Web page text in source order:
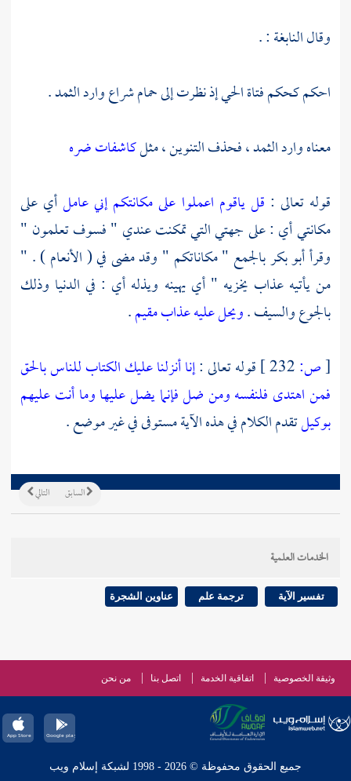
وقالالنابغة: .
احكم كحكم فتاة الحي إذ نظرت إلى حمام شراع وارد الثمد .
معناه وارد الثمد ، فحذف التنوين ، مثلكاشفات ضره
قوله تعالى : قل ياقوم اعملوا على مكانتكم إني عاملأي على
مكانتي أي : على جهتي التي تمكنت عندي " فسوف تعلمون "
وقرأأبو بكربالجمع " مكاناتكم " وقد مضى في ( الأنعام ) . "
من يأتيه عذاب يخزيه " أي يهينه ويذله أي : في الدنيا وذلك
بالجوع والسيف .ويحل عليه عذاب مقيم.
[ص: قوله تعالى :إنا أنزلنا عليك الكتاب للناس بالحق
فمن اهتدى فلنفسه ومن ضل فإنما يضل عليها وما أنت عليهم
بوكيلتقدم الكلام في هذه الآية مستوفى في غير موضع .
التالي السابق
الخدمات العلمية
تفسير الآية ترجمة علم عناوين الشجرة
وثيقة الخصوصية اتفاقية الخدمة اتصل بنا من نحن
جميع الحقوق محفوظة © 2026 - 1998 لشبكة إسلام ويب